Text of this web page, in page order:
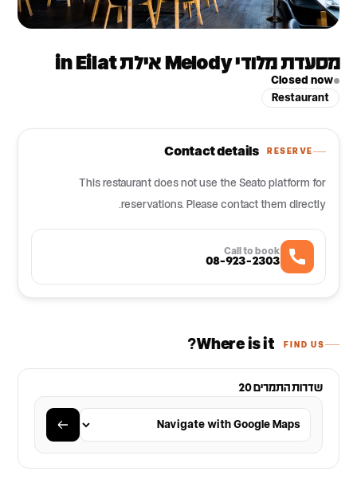
מסעדת מלודי Melody אילת in Eilat
Closed now
Restaurant
RESERVE
Contact details
This restaurant does not use the Seato platform for
reservations. Please contact them directly.
Call to book
08-923-2303
FIND US
Where is it?
שדרות התמרים 20